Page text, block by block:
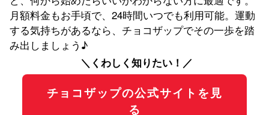
月額料金もお手頃で、24時間いつでも利用可能。運動
する気持ちがあるなら、チョコザップでその一歩を踏
み出しましょう♪
＼くわしく知りたい！／
チョコザップの公式サイトを見
る